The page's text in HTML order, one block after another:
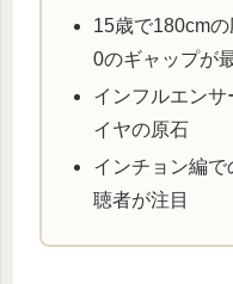
15歳で180cm
0のギャップが
インフルエン
イヤの原石
インチョン編
聴者が注目